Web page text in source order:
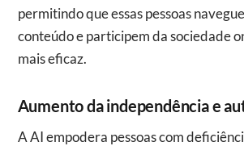
permitindo que essas pessoas
conteúdo e participem da sociedade
mais eficaz.
Aumento da independência e
A AI empodera pessoas com deficiência, permitindo